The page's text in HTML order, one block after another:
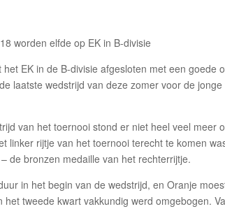
het EK in de B-divisie afgesloten met een goede
laatste wedstrijd van deze zomer voor de
van het toernooi stond er niet heel veel meer
linker rijtje van het toernooi terecht te komen
de bronzen medaille van het rechterrijtje.
in het begin van de wedstrijd, en Oranje
het tweede kwart vakkundig werd omgebogen.